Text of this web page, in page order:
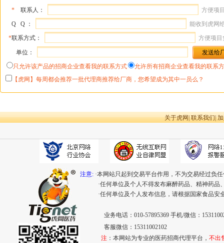
* 联系人：
方便项
Q Q ：
能收到虎网
*联系方式： 方便项目
单位：
只允许该产品的招商企业查看我的联系方式
允许所有招商企业查看我的联系
【虎网】每周都会推荐一批代理商推荐给厂商，您希望成为其中一员么？
关于虎网|联系我们|
注意: ·本网站只起到交易平台作用，不为交易经过负
·任何单位及个人不得发布麻醉药品、精神药
·任何单位及个人发布信息，请根据国家食品
业务电话：010-57895369 手机/微信：
客服微信：15311002102
注 ：本网站为专业的医药招商代理平台， 不出